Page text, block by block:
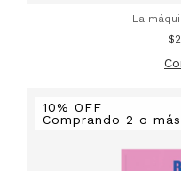
La
10% OFF
Comprando 2 o más